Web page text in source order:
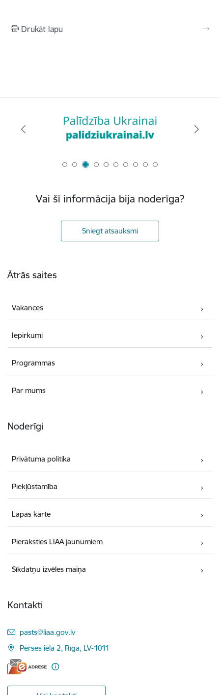
Drukāt lapu
Vai šī informācija bija noderīga?
Sniegt atsauksmi
Ātrās saites
Vakances
Iepirkumi
Programmas
Par mums
Noderīgi
Privātuma politika
Piekļūstamība
Lapas karte
Pieraksties LIAA jaunumiem
Sīkdatņu izvēles maiņa
Kontakti
E-pasts:
pasts@liaa.gov.lv
Pērses iela 2, Rīga, LV-1011